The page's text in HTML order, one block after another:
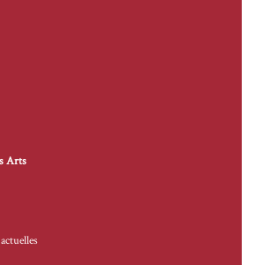
Arts